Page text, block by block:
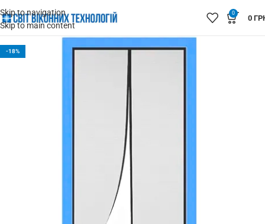
Skip to navigation
Skip to main content
0
0
-18%